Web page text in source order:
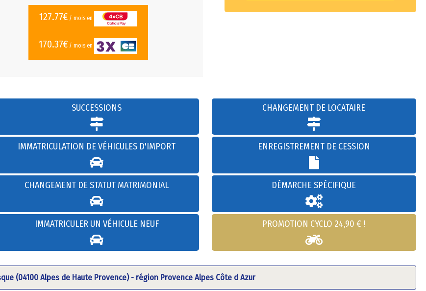
127.77€/ mois en
170.37€ / mois en
SUCCESSIONS
IMMATRICULATION DE VÉHICULES D'IMPORT
CHANGEMENT DE STATUT MATRIMONIAL
IMMATRICULER UN VÉHICULE NEUF
CHANGEMENT DE LOCATAIRE
ENREGISTREMENT DE CESSION
DÉMARCHE SPÉCIFIQUE
PROMOTION CYCLO 24,90 € !
(04100 Alpes de Haute Provence) - région Provence Alpes Côte d Azur